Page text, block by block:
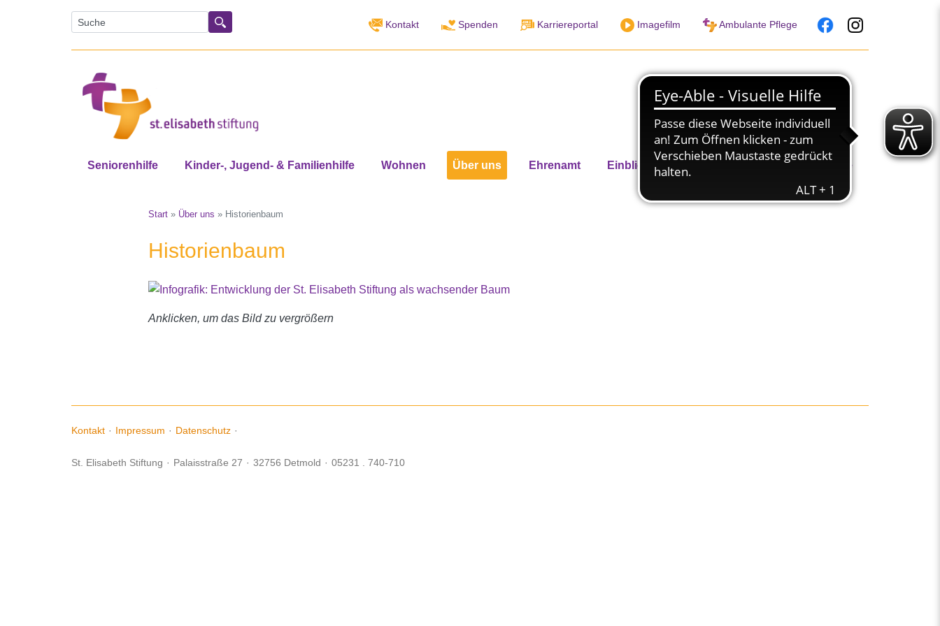
Suche Suchen Kontakt Spenden Karriereportal Imagefilm Ambulante Pflege
Seniorenhilfe Kinder-, Jugend- & Familienhilfe Wohnen Über uns Ehrenamt Einblicke in unsere Arbeit Jobs & Karriere
Start » Über uns » Historienbaum
Historienbaum
Anklicken, um das Bild zu vergrößern
Kontakt · Impressum · Datenschutz ·
St. Elisabeth Stiftung · Palaisstraße 27 · 32756 Detmold · 05231 . 740-710